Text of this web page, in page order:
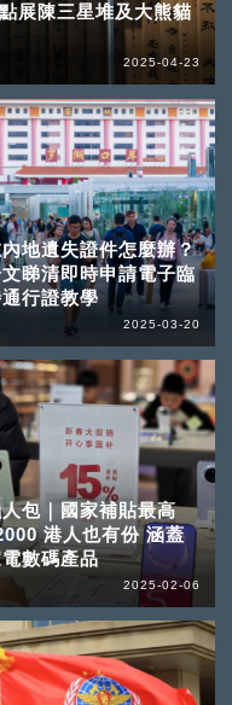
展陳三星堆及大熊貓
2025-04-23
地遺失證件怎麼辦？
睇清即時申請電子臨
行證教學
2025-03-20
包｜國家補貼最高
港人也有份 涵蓋
數碼產品
2025-02-06